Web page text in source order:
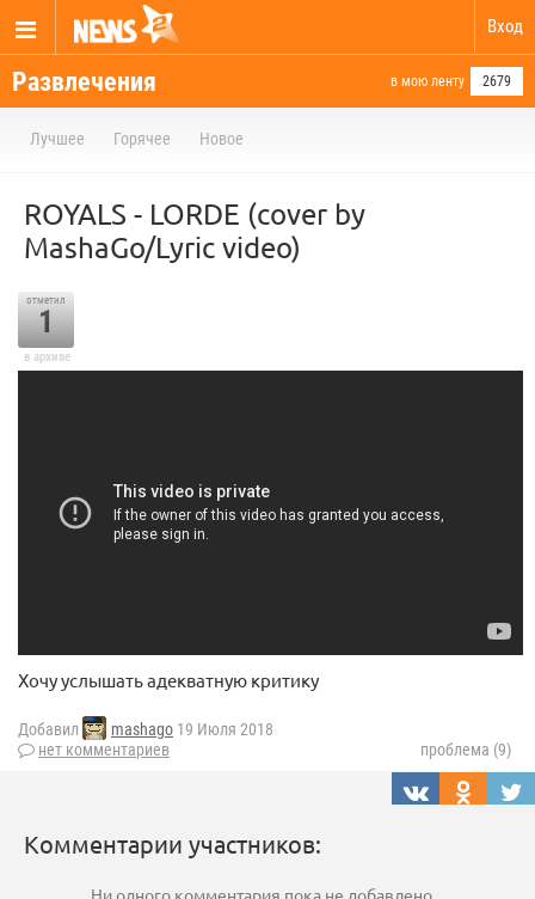
Вход
Развлечения в мою ленту 2679
Лучшее Горячее Новое
ROYALS - LORDE (cover by
MashaGo/Lyric video)
отметил
1
в архиве
Хочу услышать адекватную критику
Добавил mashago 19 Июля 2018
нет комментариев
проблема (9)
Комментарии участников:
Ни одного комментария пока не добавлено